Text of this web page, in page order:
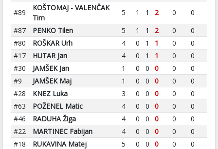
#89
KOŠTOMAJ - VALENČAK
Tim
5 1 1 2 0
0
#87
PENKO Tilen 5 1 1 2 0
0
#80
ROŠKAR Urh 4 0 1 1 0
0
#17
HUTAR Jan 4 0 1 1 0
0
#30
JAMŠEK Jan 1 0 0 0 0
0
#9
JAMŠEK Maj 1 0 0 0 0
0
#28
KNEZ Luka 3 0 0 0 0
0
#63
POŽENEL Matic 4 0 0 0 0
0
#46
RADUHA Žiga 4 0 0 0 0
0
#22
MARTINEC Fabijan 4 0 0 0 0
0
#18
RUKAVINA Matej 5 0 0 0 0
0